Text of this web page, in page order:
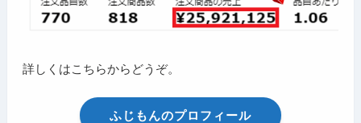
詳しくはこちらからどうぞ。
ふじもんのプロフィール